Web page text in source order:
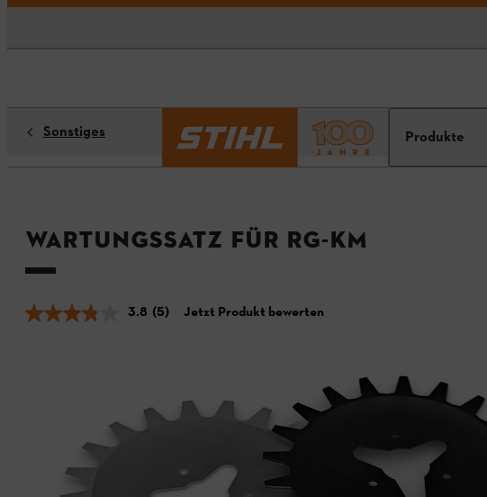
Produkte
Sonstiges
Wartungssatz für RG-KM
3.8 (5) Jetzt Produkt bewerten